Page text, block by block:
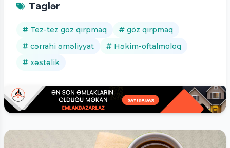
Taglər
Tez-tez göz qırpmaq
göz qırpmaq
cərrahi əməliyyat
Həkim-oftalmoloq
xəstəlik